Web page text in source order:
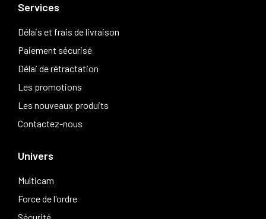
Services
Délais et frais de livraison
Paiement sécurisé
Délai de rétractation
Les promotions
Les nouveaux produits
Contactez-nous
Univers
Multicam
Force de l'ordre